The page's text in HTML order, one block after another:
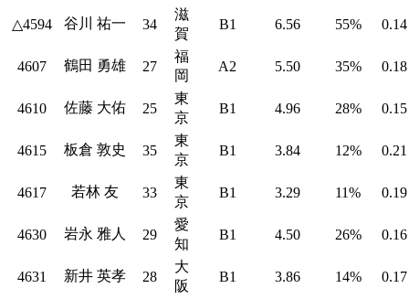
△4594 谷川 祐一 34
滋
賀
B1 6.56 55% 0.14
4607 鶴田 勇雄 27
福
岡
A2 5.50 35% 0.18
4610 佐藤 大佑 25
東
京
B1 4.96 28% 0.15
4615 板倉 敦史 35
東
京
B1 3.84 12% 0.21
4617 若林 友 33
東
京
B1 3.29 11% 0.19
4630 岩永 雅人 29
愛
知
B1 4.50 26% 0.16
4631 新井 英孝 28
大
阪
B1 3.86 14% 0.17